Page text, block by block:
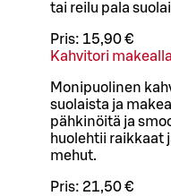
tai reilu pala
Pris: 15,90 €
Kahvitori
Monipuolinen
suolaista ja
pähkinöitä ja
huolehtii raikkaat
mehut.
Pris: 21,50 €